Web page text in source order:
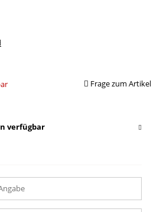
Frage zum Artikel
verfügbar